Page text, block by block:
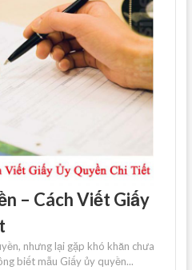
– Cách Viết Giấy
nhưng lại gặp khó khăn chưa
biết mẫu Giấy ủy quyền...